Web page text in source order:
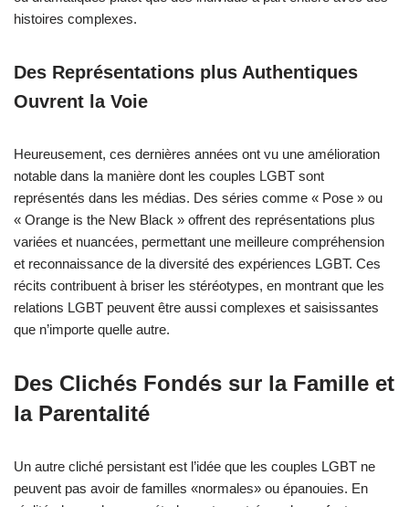
histoires complexes.
Des Représentations plus Authentiques
Ouvrent la Voie
Heureusement, ces dernières années ont vu une amélioration
notable dans la manière dont les couples LGBT sont
représentés dans les médias. Des séries comme « Pose » ou
« Orange is the New Black » offrent des représentations plus
variées et nuancées, permettant une meilleure compréhension
et reconnaissance de la diversité des expériences LGBT. Ces
récits contribuent à briser les stéréotypes, en montrant que les
relations LGBT peuvent être aussi complexes et saisissantes
que n’importe quelle autre.
Des Clichés Fondés sur la Famille et
la Parentalité
Un autre cliché persistant est l’idée que les couples LGBT ne
peuvent pas avoir de familles «normales» ou épanouies. En